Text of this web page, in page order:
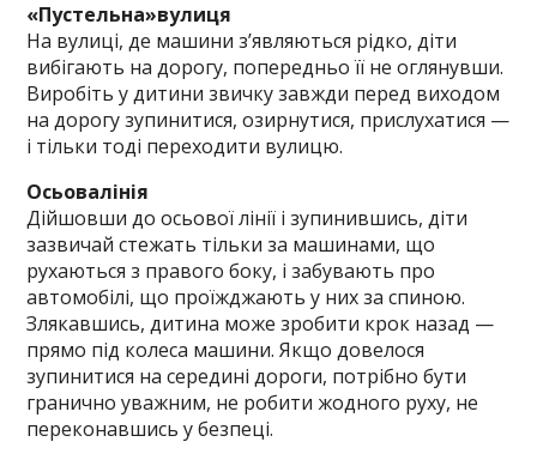
«Пустельна»вулиця
На вулиці, де машини з’являються рідко, діти
вибігають на дорогу, попередньо її не оглянувши.
Виробіть у дитини звичку завжди перед виходом
на дорогу зупинитися, озирнутися, прислухатися —
і тільки тоді переходити вулицю.
Осьовалінія
Дійшовши до осьової лінії і зупинившись, діти
зазвичай стежать тільки за машинами, що
рухаються з правого боку, і забувають про
автомобілі, що проїжджають у них за спиною.
Злякавшись, дитина може зробити крок назад —
прямо під колеса машини. Якщо довелося
зупинитися на середині дороги, потрібно бути
гранично уважним, не робити жодного руху, не
переконавшись у безпеці.